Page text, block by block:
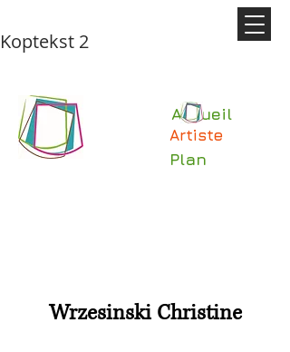
Koptekst 2
Accueil
Artiste
Plan
Wrzesinski Christine